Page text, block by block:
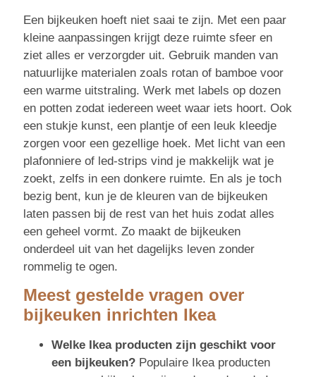
Een bijkeuken hoeft niet saai te zijn. Met een paar
kleine aanpassingen krijgt deze ruimte sfeer en
ziet alles er verzorgder uit. Gebruik manden van
natuurlijke materialen zoals rotan of bamboe voor
een warme uitstraling. Werk met labels op dozen
en potten zodat iedereen weet waar iets hoort. Ook
een stukje kunst, een plantje of een leuk kleedje
zorgen voor een gezellige hoek. Met licht van een
plafonniere of led-strips vind je makkelijk wat je
zoekt, zelfs in een donkere ruimte. En als je toch
bezig bent, kun je de kleuren van de bijkeuken
laten passen bij de rest van het huis zodat alles
een geheel vormt. Zo maakt de bijkeuken
onderdeel uit van het dagelijks leven zonder
rommelig te ogen.
Meest gestelde vragen over
bijkeuken inrichten Ikea
Welke Ikea producten zijn geschikt voor
een bijkeuken?Populaire Ikea producten